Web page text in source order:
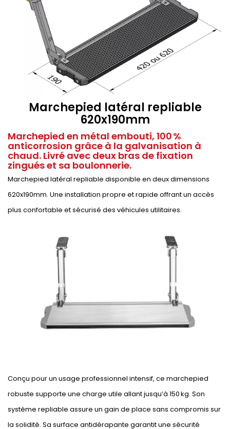
Marchepied latéral repliable
620x190mm
Marchepied en métal embouti, 100 %
anticorrosion grâce à la galvanisation à
chaud. Livré avec deux bras de fixation
zingués et sa boulonnerie.
Marchepied latéral repliable disponible en deux dimensions
620x190mm. Une installation propre et rapide offrant un accès
plus confortable et sécurisé des véhicules utilitaires.
Conçu pour un usage professionnel intensif, ce marchepied
robuste supporte une charge utile allant jusqu’à 150 kg. Son
système repliable assure un gain de place sans compromis sur
la solidité. Sa surface antidérapante garantit une sécurité